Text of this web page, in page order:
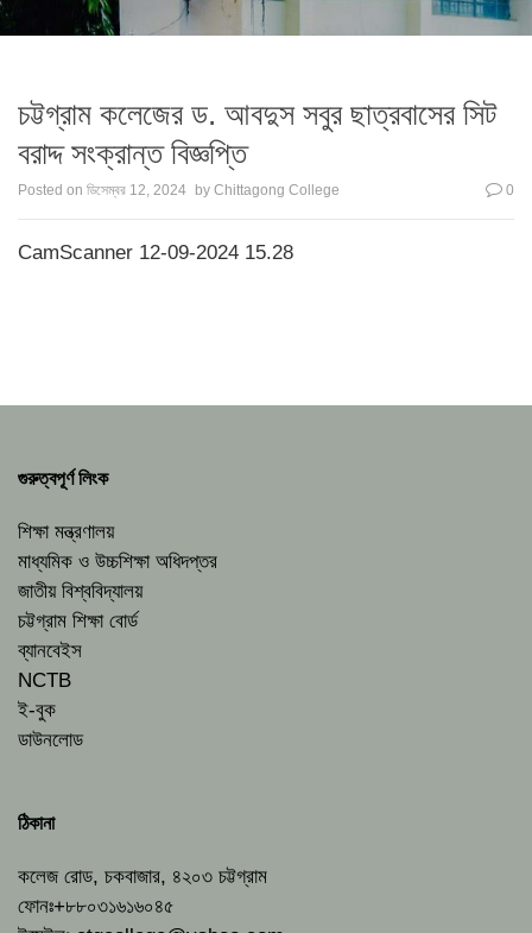
চট্টগ্রাম কলেজের ড. আবদুস সবুর ছাত্রবাসের সিট
বরাদ্দ সংক্রান্ত বিজ্ঞপ্তি
Posted on ডিসেম্বর 12, 2024 by Chittagong College 0
CamScanner 12-09-2024 15.28
গুরুত্বপূর্ণ লিংক
শিক্ষা মন্ত্রণালয়
মাধ্যমিক ও উচ্চশিক্ষা অধিদপ্তর
জাতীয় বিশ্ববিদ্যালয়
চট্টগ্রাম শিক্ষা বোর্ড
ব্যানবেইস
NCTB
ই-বুক
ডাউনলোড
ঠিকানা
কলেজ রোড, চকবাজার, ৪২০৩ চট্টগ্রাম
ফোনঃ+৮৮০৩১৬১৬০৪৫